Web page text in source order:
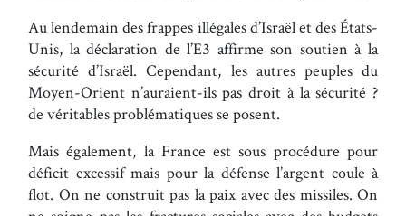
Au lendemain des frappes illégales d’Israël et des États-
Unis, la déclaration de l’E3 affirme son soutien à la
sécurité d’Israël. Cependant, les autres peuples du
Moyen-Orient n’auraient-ils pas droit à la sécurité ?
de véritables problématiques se posent.
Mais également, la France est sous procédure pour
déficit excessif mais pour la défense l’argent coule à
flot. On ne construit pas la paix avec des missiles. On